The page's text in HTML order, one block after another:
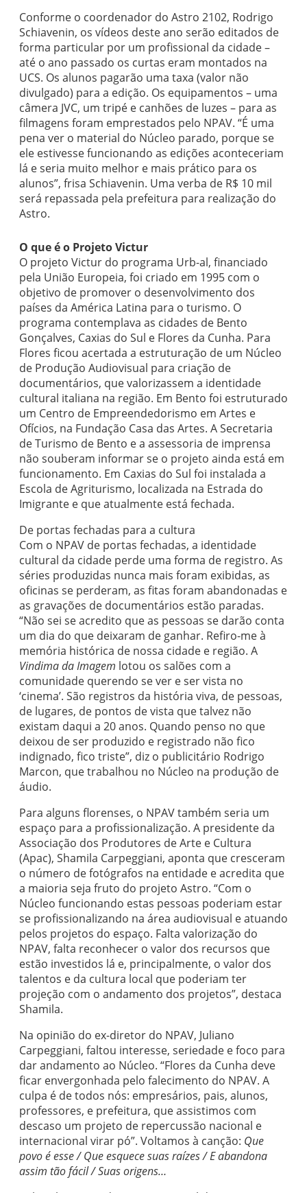
Conforme o coordenador do Astro 2102, Rodrigo
Schiavenin, os vídeos deste ano serão editados de
forma particular por um profissional da cidade –
até o ano passado os curtas eram montados na
UCS. Os alunos pagarão uma taxa (valor não
divulgado) para a edição. Os equipamentos – uma
câmera JVC, um tripé e canhões de luzes – para as
filmagens foram emprestados pelo NPAV. “É uma
pena ver o material do Núcleo parado, porque se
ele estivesse funcionando as edições aconteceriam
lá e seria muito melhor e mais prático para os
alunos”, frisa Schiavenin. Uma verba de R$ 10 mil
será repassada pela prefeitura para realização do
Astro.
O que é o Projeto Victur
O projeto Victur do programa Urb-al, financiado
pela União Europeia, foi criado em 1995 com o
objetivo de promover o desenvolvimento dos
países da América Latina para o turismo. O
programa contemplava as cidades de Bento
Gonçalves, Caxias do Sul e Flores da Cunha. Para
Flores ficou acertada a estruturação de um Núcleo
de Produção Audiovisual para criação de
documentários, que valorizassem a identidade
cultural italiana na região. Em Bento foi estruturado
um Centro de Empreendedorismo em Artes e
Ofícios, na Fundação Casa das Artes. A Secretaria
de Turismo de Bento e a assessoria de imprensa
não souberam informar se o projeto ainda está em
funcionamento. Em Caxias do Sul foi instalada a
Escola de Agriturismo, localizada na Estrada do
Imigrante e que atualmente está fechada.
De portas fechadas para a cultura
Com o NPAV de portas fechadas, a identidade
cultural da cidade perde uma forma de registro. As
séries produzidas nunca mais foram exibidas, as
oficinas se perderam, as fitas foram abandonadas e
as gravações de documentários estão paradas.
“Não sei se acredito que as pessoas se darão conta
um dia do que deixaram de ganhar. Refiro-me à
memória histórica de nossa cidade e região. A
Vindima da Imagem lotou os salões com a
comunidade querendo se ver e ser vista no
‘cinema’. São registros da história viva, de pessoas,
de lugares, de pontos de vista que talvez não
existam daqui a 20 anos. Quando penso no que
deixou de ser produzido e registrado não fico
indignado, fico triste”, diz o publicitário Rodrigo
Marcon, que trabalhou no Núcleo na produção de
áudio.
Para alguns florenses, o NPAV também seria um
espaço para a profissionalização. A presidente da
Associação dos Produtores de Arte e Cultura
(Apac), Shamila Carpeggiani, aponta que cresceram
o número de fotógrafos na entidade e acredita que
a maioria seja fruto do projeto Astro. “Com o
Núcleo funcionando estas pessoas poderiam estar
se profissionalizando na área audiovisual e atuando
pelos projetos do espaço. Falta valorização do
NPAV, falta reconhecer o valor dos recursos que
estão investidos lá e, principalmente, o valor dos
talentos e da cultura local que poderiam ter
projeção com o andamento dos projetos”, destaca
Shamila.
Na opinião do ex-diretor do NPAV, Juliano
Carpeggiani, faltou interesse, seriedade e foco para
dar andamento ao Núcleo. “Flores da Cunha deve
ficar envergonhada pelo falecimento do NPAV. A
culpa é de todos nós: empresários, pais, alunos,
professores, e prefeitura, que assistimos com
descaso um projeto de repercussão nacional e
internacional virar pó”. Voltamos à canção: Que
povo é esse / Que esquece suas raízes / E abandona
assim tão fácil / Suas origens…